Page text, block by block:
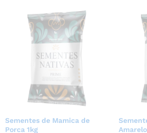
Sementes de Mamica de
Porca 1kg